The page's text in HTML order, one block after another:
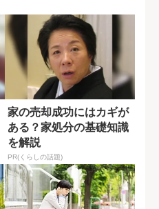
家の売却成功にはカギが
ある？家処分の基礎知識
を解説
PR(くらしの話題)